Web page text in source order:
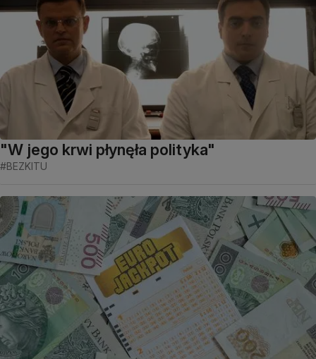
"W jego krwi płynęła polityka"
#BEZKITU